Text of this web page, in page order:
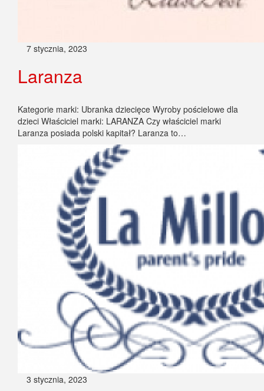
7 stycznia, 2023
Laranza
Kategorie marki: Ubranka dziecięce Wyroby pościelowe dla
dzieci Właściciel marki: LARANZA Czy właściciel marki
Laranza posiada polski kapitał? Laranza to…
3 stycznia, 2023